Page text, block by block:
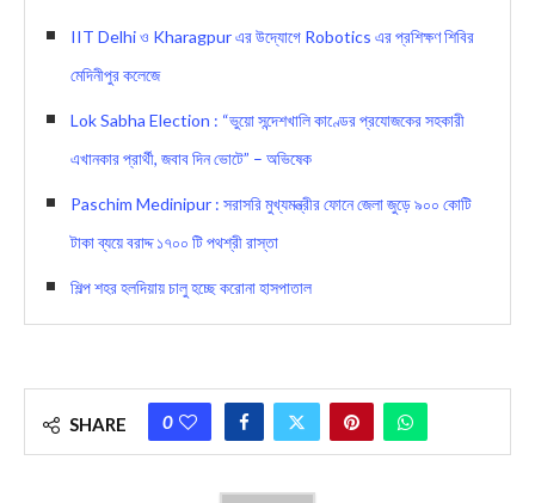
IIT Delhi ও Kharagpur এর উদ্যোগে Robotics এর প্রশিক্ষণ শিবির
মেদিনীপুর কলেজে
Lok Sabha Election : “ভুয়ো সন্দেশখালি কাণ্ডের প্রযোজকের সহকারী
এখানকার প্রার্থী, জবাব দিন ভোটে” – অভিষেক
Paschim Medinipur : সরাসরি মুখ্যমন্ত্রীর ফোনে জেলা জুড়ে ৯০০ কোটি
টাকা ব্যয়ে বরাদ্দ ১৭০০ টি পথশ্রী রাস্তা
শিল্প শহর হলদিয়ায় চালু হচ্ছে করোনা হাসপাতাল
SHARE 0